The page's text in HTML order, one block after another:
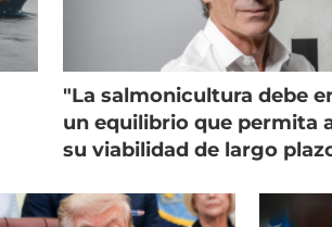
"La salmonicultura debe
un equilibrio que permita
su viabilidad de largo